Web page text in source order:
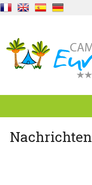
Standort
Nachrichten